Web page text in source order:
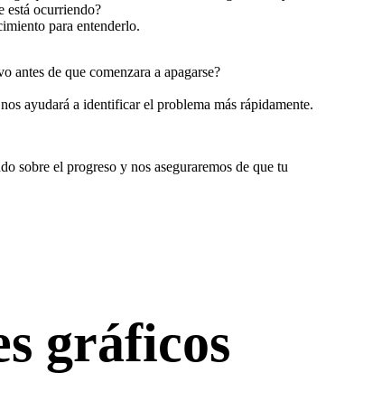
está ocurriendo?
para entenderlo.
antes de que comenzara a apagarse?
ayudará a identificar el problema más rápidamente.
sobre el progreso y nos aseguraremos de que tu
gráficos